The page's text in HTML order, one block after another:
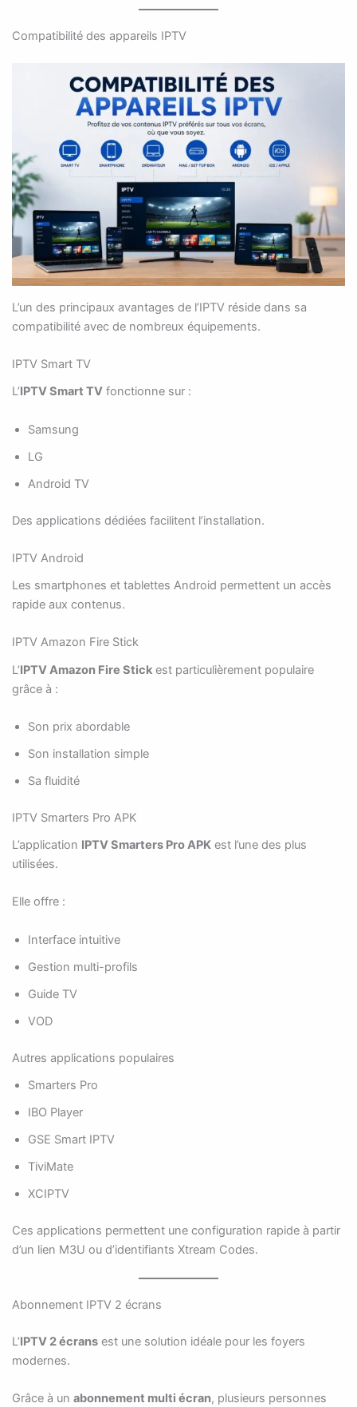
Compatibilité des appareils IPTV
L’un des principaux avantages de l’IPTV réside dans sa
compatibilité avec de nombreux équipements.
IPTV Smart TV
L’IPTV Smart TVfonctionne sur :
Samsung
LG
Android TV
Des applications dédiées facilitent l’installation.
IPTV Android
Les smartphones et tablettes Android permettent un accès
rapide aux contenus.
IPTV Amazon Fire Stick
L’IPTV Amazon Fire Stickest particulièrement populaire
grâce à :
Son prix abordable
Son installation simple
Sa fluidité
IPTV Smarters Pro APK
L’application IPTV Smarters Pro APKest l’une des plus
utilisées.
Elle offre :
Interface intuitive
Gestion multi-profils
Guide TV
VOD
Autres applications populaires
Smarters Pro
IBO Player
GSE Smart IPTV
TiviMate
XCIPTV
Ces applications permettent une configuration rapide à partir
d’un lien M3U ou d’identifiants Xtream Codes.
Abonnement IPTV 2 écrans
L’IPTV 2 écransest une solution idéale pour les foyers
modernes.
Grâce à un abonnement multi écran, plusieurs personnes